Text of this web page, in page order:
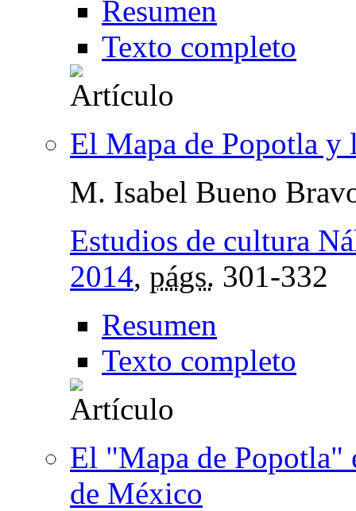
Resumen
Texto completo
El Mapa de Popotla y
M. Isabel Bueno
Estudios de cultura
2014, págs. 301-332
Resumen
Texto completo
El "Mapa de
de México